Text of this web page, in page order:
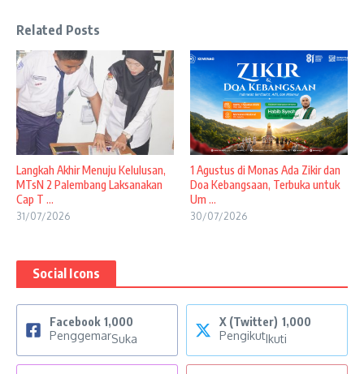
Related Posts
Langkah Akhir Menuju Kelulusan,
MTsN 2 Palembang Laksanakan
Cap T ...
31/07/2026
1 Agustus di Monas Ada Zikir dan
Doa Kebangsaan, Terbuka untuk
Um ...
30/07/2026
Social Icons
Facebook 1,000
PenggemarSuka
X (Twitter) 1,000
PengikutIkuti